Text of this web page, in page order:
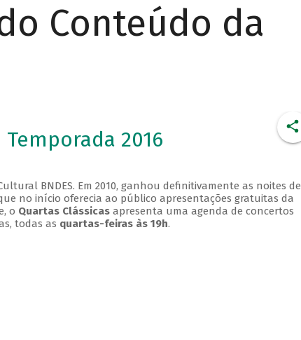
Conteúdo da
2016
BNDES. Em 2010, ganhou definitivamente as noites de
no início oferecia ao público apresentações gratuitas da
o Quartas Clássicasapresenta uma agenda de concertos
todas as quartas-feiras às 19h.